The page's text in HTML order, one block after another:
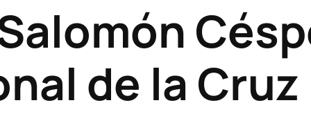
de la Cruz